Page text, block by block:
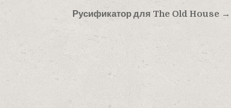
Русификатор для The Old House →